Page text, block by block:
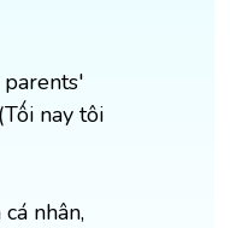
nay tôi
nhân,